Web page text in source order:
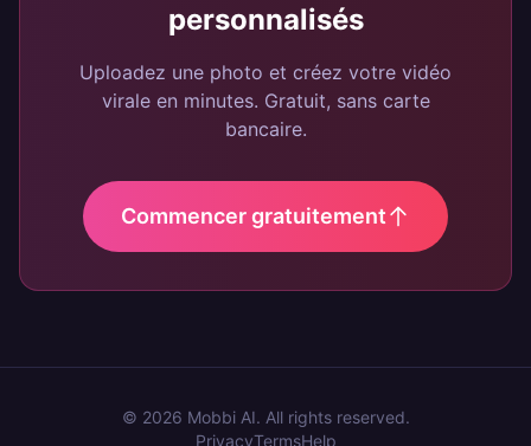
personnalisés
Uploadez une photo et créez votre vidéo
virale en minutes. Gratuit, sans carte
bancaire.
Commencer gratuitement
© 2026 Mobbi AI. All rights reserved.
PrivacyTermsHelp